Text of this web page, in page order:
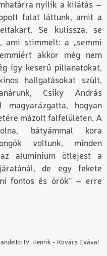
nyílik a kilátás –
falat láttunk, amit a
Se kulissza, se
ami stimmelt: a „semmi
akkor még nem
így keserű pillanatokat,
hallgatásokat szült,
Csíky András
magyarázgatta, hogyan
mázolt falfelületen. A
bátyámmal kora
voltunk, minden
alumínium ötlejest a
de egy fekete
fontos és örök” – erre
IV. Henrik - Kovács Évával